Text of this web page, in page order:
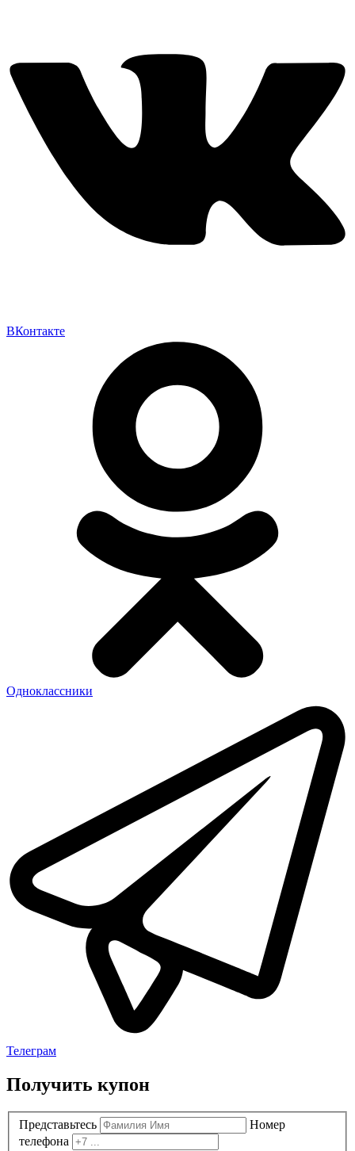
ВКонтакте
Одноклассники
Телеграм
Получить купон
Представьтесь
Номер
телефона